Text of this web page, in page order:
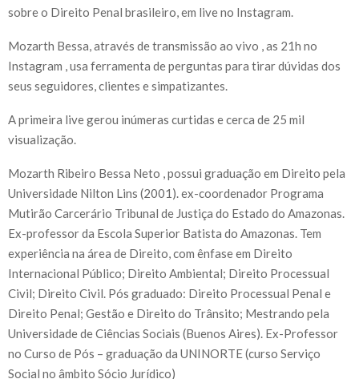
sobre o Direito Penal brasileiro, em live no Instagram.
Mozarth Bessa, através de transmissão ao vivo , as 21h no
Instagram , usa ferramenta de perguntas para tirar dúvidas dos
seus seguidores, clientes e simpatizantes.
A primeira live gerou inúmeras curtidas e cerca de 25 mil
visualização.
Mozarth Ribeiro Bessa Neto , possui graduação em Direito pela
Universidade Nilton Lins (2001). ex-coordenador Programa
Mutirão Carcerário Tribunal de Justiça do Estado do Amazonas.
Ex-professor da Escola Superior Batista do Amazonas. Tem
experiência na área de Direito, com ênfase em Direito
Internacional Público; Direito Ambiental; Direito Processual
Civil; Direito Civil. Pós graduado: Direito Processual Penal e
Direito Penal; Gestão e Direito do Trânsito; Mestrando pela
Universidade de Ciências Sociais (Buenos Aires). Ex-Professor
no Curso de Pós – graduação da UNINORTE (curso Serviço
Social no âmbito Sócio Jurídico)